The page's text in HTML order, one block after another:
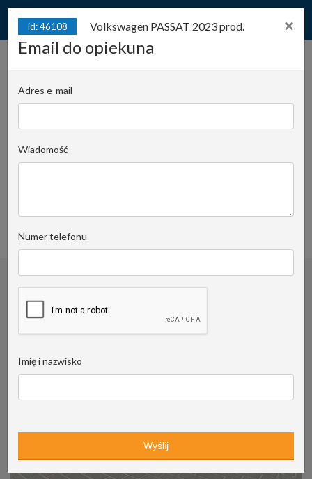
VAT23%!
Juliana Konstantego Ordona 2A - biuro A |
Stanowisko:431
+48 501 11 00 97
obserwuj
×
id: 46108 Volkswagen PASSAT 2023 prod.
Email do opiekuna
Adres e-mail
Wiadomość
Numer telefonu
Imię i nazwisko